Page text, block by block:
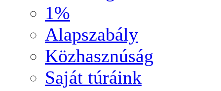
1%
Alapszabály
Közhasznúság
Saját túráink